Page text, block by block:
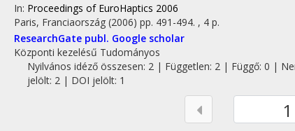
In: Proceedings of EuroHaptics 2006
Paris, Franciaország (2006) pp. 491-494. , 4 p.
ResearchGate publ. Google scholar
Központi kezelésű Tudományos
Nyilvános idéző összesen: 2 | Független: 2 | Függő: 0 |
jelölt: 2 | DOI jelölt: 1